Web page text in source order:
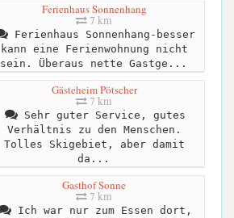
Ferienhaus Sonnenhang
7 km
Ferienhaus Sonnenhang-besser
kann eine Ferienwohnung nicht
sein. Überaus nette Gastge...
Gästeheim Pötscher
7 km
Sehr guter Service, gutes
Verhältnis zu den Menschen.
Tolles Skigebiet, aber damit
da...
Gasthof Sonne
7 km
Ich war nur zum Essen dort,